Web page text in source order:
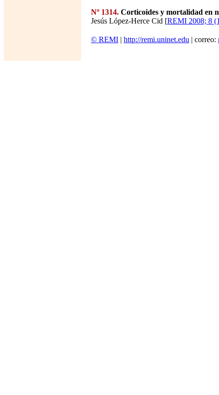
Nº 1314. Corticoides y mortalidad en
Jesús López-Herce Cid [REMI 2008; 8
© REMI | http://remi.uninet.edu | correo: